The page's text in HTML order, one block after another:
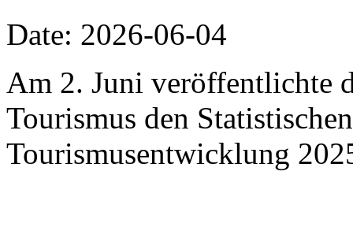
Date: 2026-06-04
Am 2. Juni veröffentlichte
Tourismus den
Tourismusentwicklung